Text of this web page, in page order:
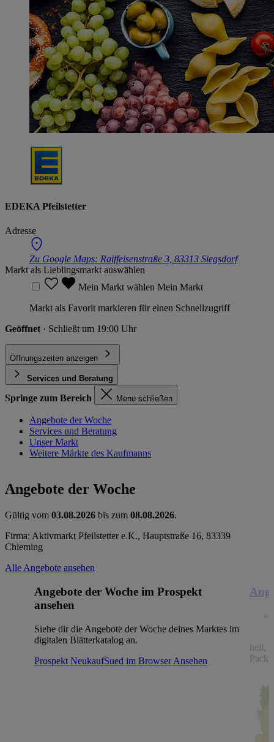
EDEKA Pfeilstetter
Adresse
Zu Google Maps: Raiffeisenstraße 3, 83313 Siegsdorf
Markt als Lieblingsmarkt auswählen
Mein Markt wählen Mein Markt
Markt als Favorit markieren für einen Schnellzugriff
Geöffnet · Schließt um 19:00 Uhr
Öffnungszeiten anzeigen
Services und Beratung
Springe zum Bereich Menü schließen
Angebote der Woche
Services und Beratung
Unser Markt
Weitere Märkte des Kaufmanns
Angebote der Woche
Gültig vom 03.08.2026 bis zum 08.08.2026.
Firma: Aktivmarkt Pfeilstetter e.K., Hauptstraße 16, 83339
Chieming
Alle Angebote ansehen
Angebote der Woche im Prospekt
ansehen
Siehe dir die Angebote der Woche deines Marktes im
digitalen Blätterkatalog an.
Prospekt NeukaufSued im BrowserAnsehen
hell,